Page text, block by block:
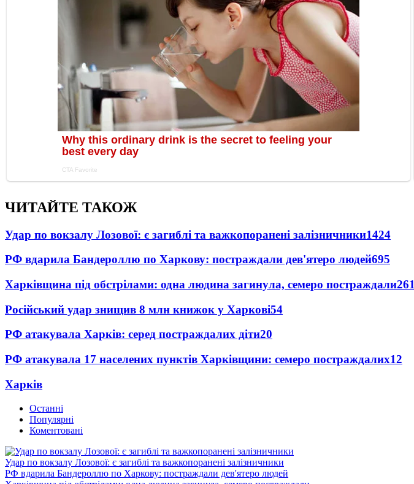
ЧИТАЙТЕ ТАКОЖ
Удар по вокзалу Лозової: є загиблі та важкопоранені залізничники1424
РФ вдарила Бандероллю по Харкову: постраждали дев'ятеро людей695
Харківщина під обстрілами: одна людина загинула, семеро постраждали261
Російський удар знищив 8 млн книжок у Харкові54
РФ атакувала Харків: серед постраждалих діти20
РФ атакувала 17 населених пунктів Харківщини: семеро постраждалих12
Харків
Останні
Популярні
Коментовані
Удар по вокзалу Лозової: є загиблі та важкопоранені залізничники
РФ вдарила Бандероллю по Харкову: постраждали дев'ятеро людей